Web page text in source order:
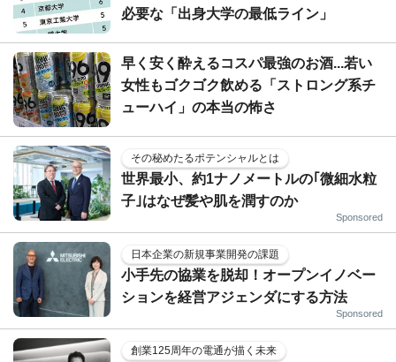
必要な「出身大学の最低ライン」
早く安く酔えるコスパ最強のお酒...若い
女性もゴクゴク飲める「ストロング系チ
ューハイ」の本当の怖さ
その秘めたるポテンシャルとは
世界最小、約1ナノメートルの｢微細水粒
子｣はなぜ髪や肌を潤すのか
Sponsored
日本企業の新規事業開発の課題
小手先の協業を脱却！オープンイノベー
ションを経営アジェンダにする方法
Sponsored
創業125周年の電通が描く未来